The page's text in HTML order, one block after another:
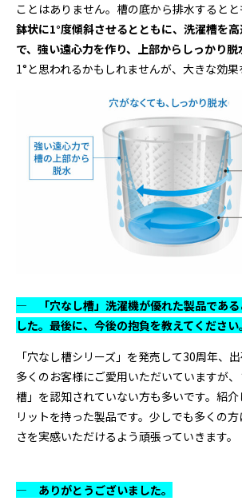
ことはありません。槽の底から排水するとと
鉢状に1°度傾斜させるとともに、洗濯槽を
で、強い遠心力を作り、上部からしっかり脱
1°と思われるかもしれませんが、大きな効果
― 「穴なし槽」洗濯機が優れた製品である
した。最後に、今後の抱負を教えてください。
「穴なし槽シリーズ」を発売して30周年、
多くのお客様にご愛用いただいていますが
槽」を認知されていない方も多いです。紹
リットを持った製品です。少しでも多くの
さを実感いただけるよう頑張っていきます。
― ありがとうございました。